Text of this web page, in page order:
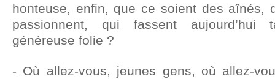
honteuse, enfin, que ce soient des aînés,
passionnent, qui fassent aujourd’hui
généreuse folie ?
- Où allez-vous, jeunes gens, où allez-